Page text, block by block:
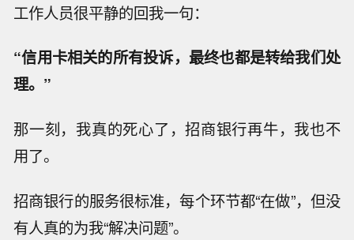
工作人员很平静的回我一句：
“信用卡相关的所有投诉，最终也都是转给我们处
理。”
那一刻，我真的死心了，招商银行再牛，我也不
用了。
招商银行的服务很标准，每个环节都“在做”，但没
有人真的为我“解决问题”。